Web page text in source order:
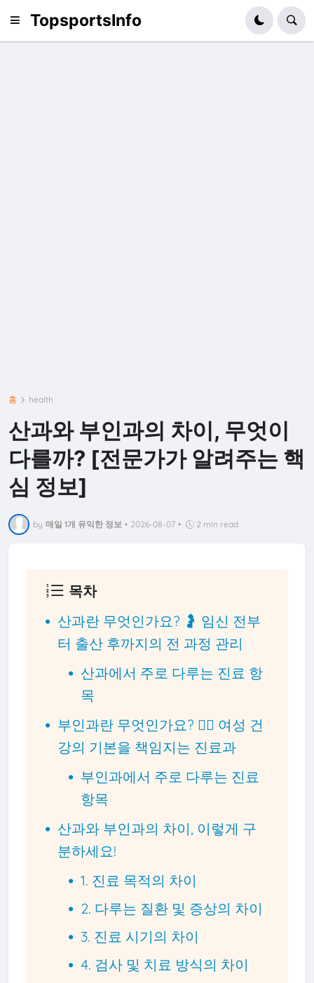
TopsportsInfo
홈 health
산과와 부인과의 차이, 무엇이
다를까? [전문가가 알려주는 핵
심 정보]
by 매일 1개 유익한 정보 • 2026-08-07 • 2 min read
목차
산과란 무엇인가요? 🤰 임신 전부
터 출산 후까지의 전 과정 관리
산과에서 주로 다루는 진료 항
목
부인과란 무엇인가요? 👩‍⚕️ 여성 건
강의 기본을 책임지는 진료과
부인과에서 주로 다루는 진료
항목
산과와 부인과의 차이, 이렇게 구
분하세요!
1. 진료 목적의 차이
2. 다루는 질환 및 증상의 차이
3. 진료 시기의 차이
4. 검사 및 치료 방식의 차이